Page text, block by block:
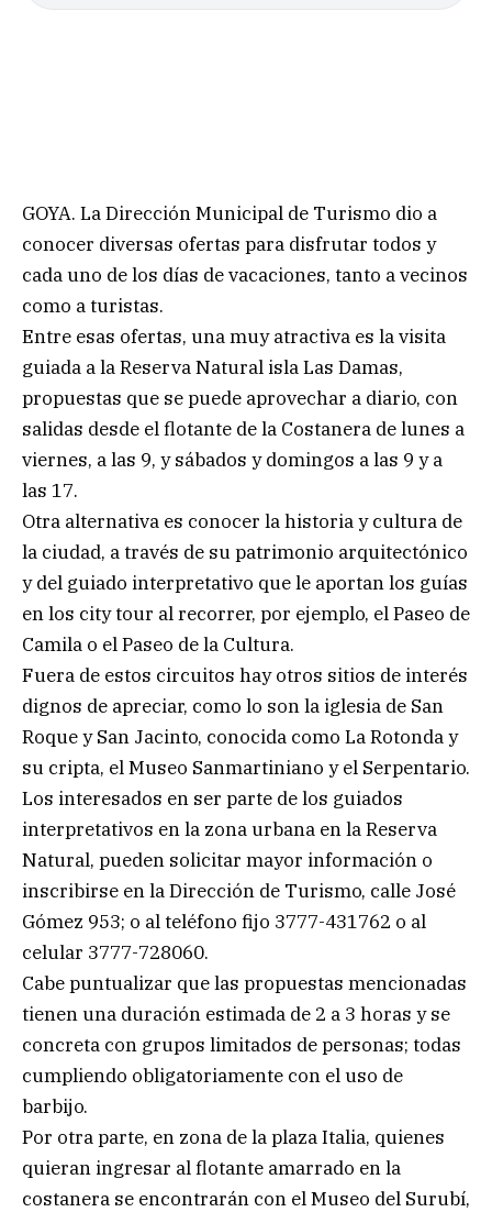
GOYA. La Dirección Municipal de Turismo dio a
conocer diversas ofertas para disfrutar todos y
cada uno de los días de vacaciones, tanto a vecinos
como a turistas.
Entre esas ofertas, una muy atractiva es la visita
guiada a la Reserva Natural isla Las Damas,
propuestas que se puede aprovechar a diario, con
salidas desde el flotante de la Costanera de lunes a
viernes, a las 9, y sábados y domingos a las 9 y a
las 17.
Otra alternativa es conocer la historia y cultura de
la ciudad, a través de su patrimonio arquitectónico
y del guiado interpretativo que le aportan los guías
en los city tour al recorrer, por ejemplo, el Paseo de
Camila o el Paseo de la Cultura.
Fuera de estos circuitos hay otros sitios de interés
dignos de apreciar, como lo son la iglesia de San
Roque y San Jacinto, conocida como La Rotonda y
su cripta, el Museo Sanmartiniano y el Serpentario.
Los interesados en ser parte de los guiados
interpretativos en la zona urbana en la Reserva
Natural, pueden solicitar mayor información o
inscribirse en la Dirección de Turismo, calle José
Gómez 953; o al teléfono fijo 3777-431762 o al
celular 3777-728060.
Cabe puntualizar que las propuestas mencionadas
tienen una duración estimada de 2 a 3 horas y se
concreta con grupos limitados de personas; todas
cumpliendo obligatoriamente con el uso de
barbijo.
Por otra parte, en zona de la plaza Italia, quienes
quieran ingresar al flotante amarrado en la
costanera se encontrarán con el Museo del Surubí,